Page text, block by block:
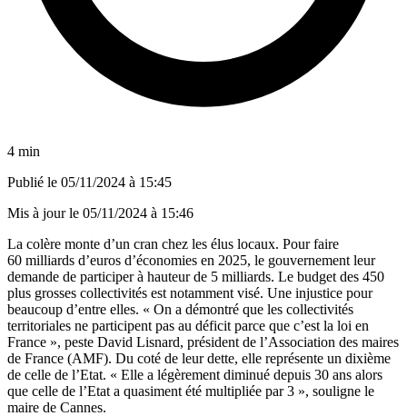
4 min
Publié le 05/11/2024 à 15:45
Mis à jour le 05/11/2024 à 15:46
La colère monte d’un cran chez les élus locaux. Pour faire
60 milliards d’euros d’économies en 2025, le gouvernement leur
demande de participer à hauteur de 5 milliards. Le budget des 450
plus grosses collectivités est notamment visé. Une injustice pour
beaucoup d’entre elles. « On a démontré que les collectivités
territoriales ne participent pas au déficit parce que c’est la loi en
France », peste David Lisnard, président de l’Association des maires
de France (AMF). Du coté de leur dette, elle représente un dixième
de celle de l’Etat. « Elle a légèrement diminué depuis 30 ans alors
que celle de l’Etat a quasiment été multipliée par 3 », souligne le
maire de Cannes.